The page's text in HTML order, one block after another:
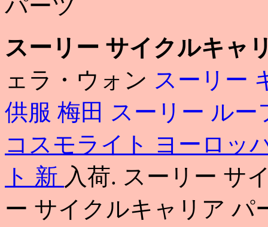
パーツ
スーリー サイクルキャ
ェラ・ウォン スーリー
供服 梅田 スーリー ル
コスモライト ヨーロッ
ト 新 入荷. スーリー サ
ー サイクルキャリア